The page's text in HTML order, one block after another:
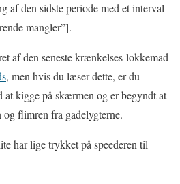
af den sidste periode med et interval
mangler”].
af den seneste krænkelses-lokkemad
, men hvis du læser dette, er du
at kigge på skærmen og er begyndt at
flimren fra gadelygterne.
har lige trykket på speederen til